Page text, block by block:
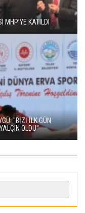
MHP’YE KATILDI
"BİZİ İLK GÜN
OLDU"